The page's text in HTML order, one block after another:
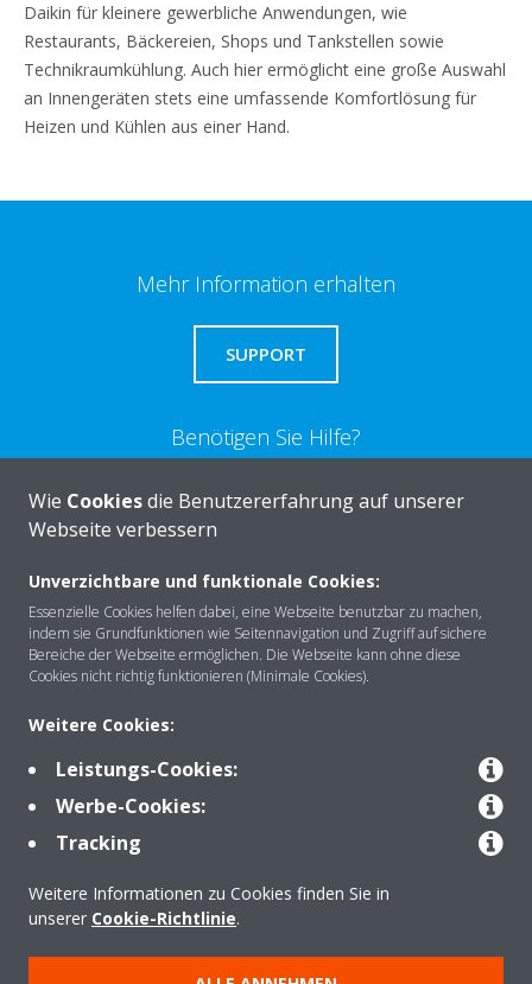
Daikin für kleinere gewerbliche Anwendungen, wie
Restaurants, Bäckereien, Shops und Tankstellen sowie
Technikraumkühlung. Auch hier ermöglicht eine große Auswahl
an Innengeräten stets eine umfassende Komfortlösung für
Heizen und Kühlen aus einer Hand.
Mehr Information erhalten
SUPPORT
Benötigen Sie Hilfe?
KONTAKTIEREN SIE UNS
Über DAIKIN
Anwendungsbereiche
Kontakt
Produkte
Wie Cookiesdie Benutzererfahrung auf unserer
Webseite verbessern
Unverzichtbare und funktionale Cookies:
Essenzielle Cookies helfen dabei, eine Webseite benutzbar zu machen,
indem sie Grundfunktionen wie Seitennavigation und Zugriff auf sichere
Bereiche der Webseite ermöglichen. Die Webseite kann ohne diese
Cookies nicht richtig funktionieren (Minimale Cookies).
Weitere Cookies:
Leistungs-Cookies:
Werbe-Cookies:
Tracking
Weitere Informationen zu Cookies finden Sie in
unserer Cookie-Richtlinie.